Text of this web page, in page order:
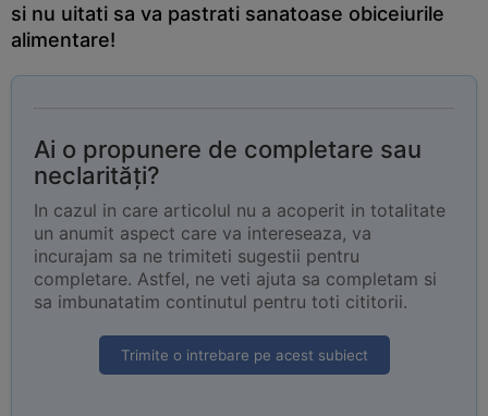
si nu uitati sa va pastrati sanatoase obiceiurile
alimentare!
Ai o propunere de completare sau
neclarități?
In cazul in care articolul nu a acoperit in totalitate
un anumit aspect care va intereseaza, va
incurajam sa ne trimiteti sugestii pentru
completare. Astfel, ne veti ajuta sa completam si
sa imbunatatim continutul pentru toti cititorii.
Trimite o intrebare pe acest subiect